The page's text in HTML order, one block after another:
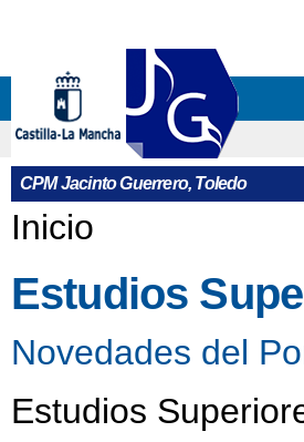
CPM Jacinto Guerrero, Toledo
Se encuentra usted
Inicio
Estudios
Novedades del
Estudios